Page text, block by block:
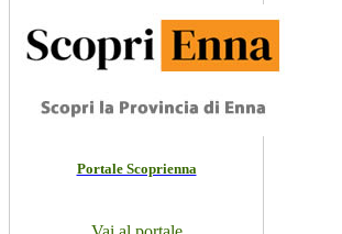
Portale Scoprienna